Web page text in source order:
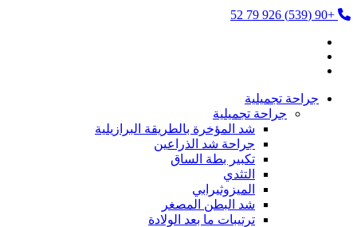
+90 (539) 926 79 52
جراحة تجميلية
جراحة تجميلية
شد المؤخرة بالطريقة البرازيلية
جراحة شد الذراعين
تكبير بطة الساق
التثدي
الميزوثيرابي
شد البطن المصغر
ترتيبات ما بعد الولادة